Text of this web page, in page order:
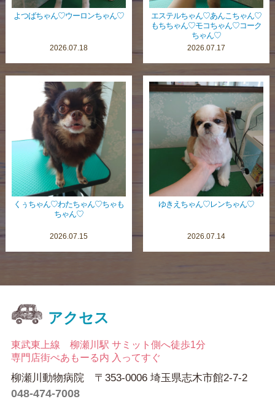
よつばちゃん♡ウーロンちゃん♡
2026.07.18
エステルちゃん♡あんこちゃん♡
もちちゃん♡モコちゃん♡コーク
ちゃん♡
2026.07.17
くぅちゃん♡わたちゃん♡ちゃも
ちゃん♡
2026.07.15
ゆきえちゃん♡レンちゃん♡
2026.07.14
アクセス
東武東上線 柳瀬川駅 サミット側へ徒歩1分
専門店街ぺあもーる内 入ってすぐ
柳瀬川動物病院 〒353-0006 埼玉県志木市館2-7-2
048-474-7008